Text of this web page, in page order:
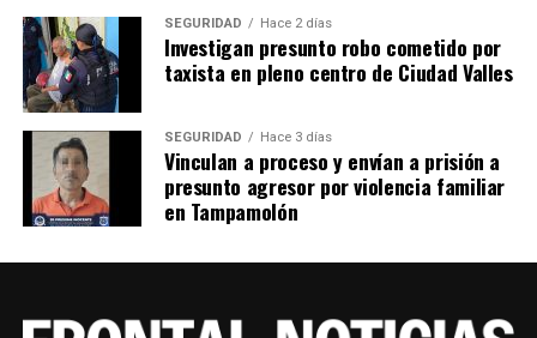
SEGURIDAD Hace 2 días
Investigan presunto robo cometido por
taxista en pleno centro de Ciudad Valles
SEGURIDAD Hace 3 días
Vinculan a proceso y envían a prisión a
presunto agresor por violencia familiar
en Tampamolón